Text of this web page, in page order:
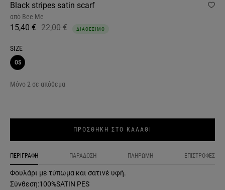
Black stripes satin scarf
από Bee Me
15,40 € 22,00 € ΔΙΑΘΕΣΙΜΟ
SIZE
OS
Μόνο 2 σε απόθεμα
ΠΡΟΣΘΗΚΗ ΣΤΟ ΚΑΛΑΘΙ
ΠΕΡΙΓΡΑΦΗ ΠΑΡΑΔΟΣΗ ΠΛΗΡΩΜΗ ΕΠΙΣΤΡΟΦΕΣ
Φουλάρι με τύπωμα και σατινέ υφή.
Σύνθεση:100%SATIN PES